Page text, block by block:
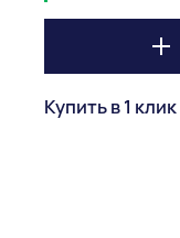
Купить в 1 клик